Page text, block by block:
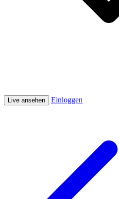
Live ansehen Einloggen